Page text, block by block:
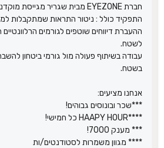
חברת EYEZONE מבית שגריר מגייסת מוקדנים/ות מבצעיים/ות
התפקיד כולל : ניטור התראות שמתקבלות למוקד
ההעברת דיווחים שוטפים לגורמים
לשטח.
עבודה בשיתוף פעולה מול גורמי ביטחון
בשטח.
אנחנו מציעים:
***שכר ובונוסים גבוהים!
****HAAPY HOUR כל חמישי!
*** מענק 7000!
**** מגוון משמרות לסטודנטים/ות